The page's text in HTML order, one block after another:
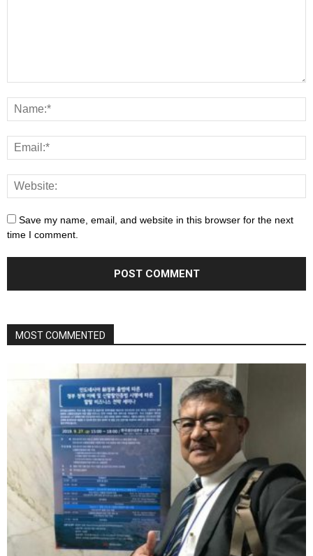
Save my name, email, and website in this browser for the next
time I comment.
MOST COMMENTED